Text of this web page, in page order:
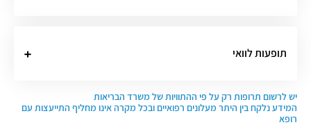
תופעות לוואי
יש לרשום תרופות רק על פי ההתוויות של משרד הבריאות
המידע נלקח בין היתר מעלונים רפואיים ובכל מקרה אינו מחליף התייעצות עם
רופא